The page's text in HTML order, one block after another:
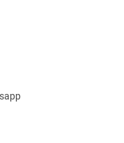
deste item. Você acha que